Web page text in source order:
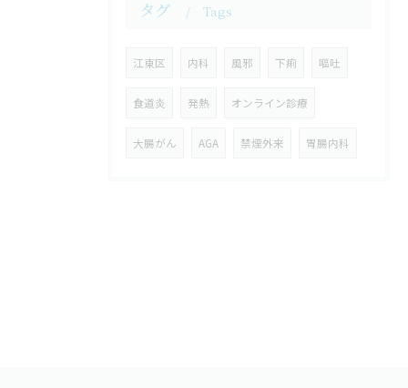
タグ Tags
江東区 内科 風邪 下痢 嘔吐
食道炎 発熱 オンライン診療
大腸がん AGA 禁煙外来 胃腸内科